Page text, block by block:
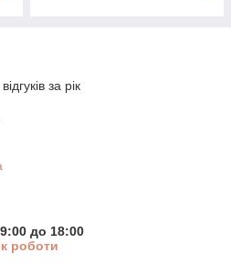
за рік
до 18:00
роботи